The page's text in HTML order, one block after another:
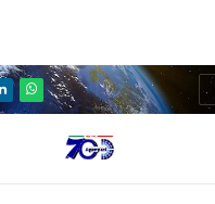
LinkedInWhatsApp